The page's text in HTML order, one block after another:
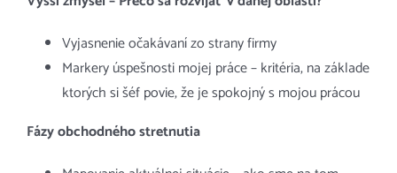
Vyjasnenie očakávaní zo strany firmy
Markery úspešnosti mojej práce – kritéria, na základe
ktorých si šéf povie, že je spokojný s mojou prácou
Fázy obchodného stretnutia